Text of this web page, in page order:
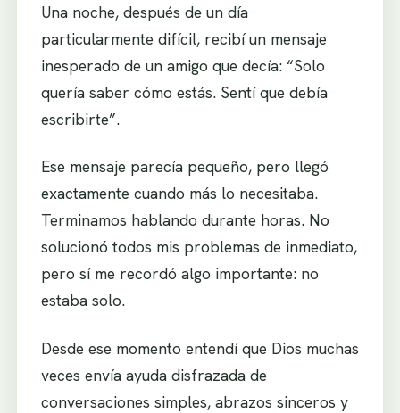
Una noche, después de un día
particularmente difícil, recibí un mensaje
inesperado de un amigo que decía: “Solo
quería saber cómo estás. Sentí que debía
escribirte”.
Ese mensaje parecía pequeño, pero llegó
exactamente cuando más lo necesitaba.
Terminamos hablando durante horas. No
solucionó todos mis problemas de inmediato,
pero sí me recordó algo importante: no
estaba solo.
Desde ese momento entendí que Dios muchas
veces envía ayuda disfrazada de
conversaciones simples, abrazos sinceros y